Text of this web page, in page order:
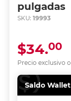
pulgadas
SKU: 19993
Precio exclusivo
$34.00
Saldo Wallet